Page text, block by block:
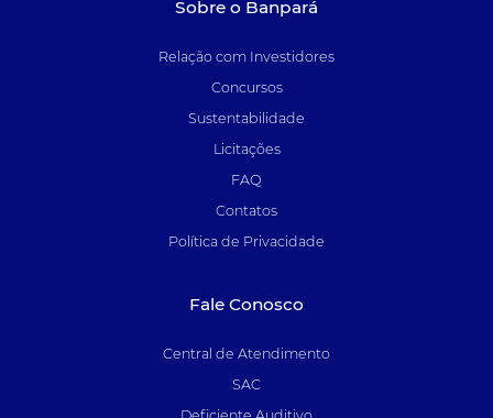
Sobre o Banpará
Relação com Investidores
Concursos
Sustentabilidade
Licitações
FAQ
Contatos
Política de Privacidade
Fale Conosco
Central de Atendimento
SAC